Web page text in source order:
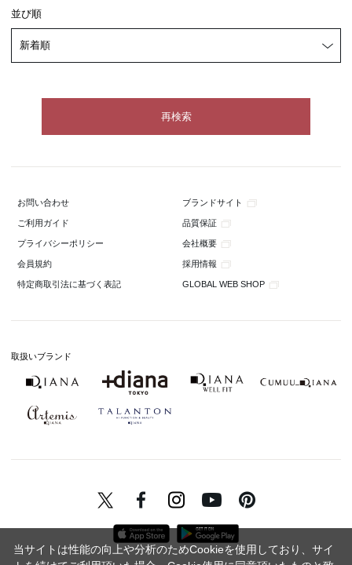
並び順
お問い合わせ ブランドサイト
ご利用ガイド 品質保証
プライバシーポリシー 会社概要
会員規約 採用情報
特定商取引法に基づく表記 GLOBAL WEB SHOP
取扱いブランド
当サイトは性能の向上や分析のためCookieを使用しており、サイ